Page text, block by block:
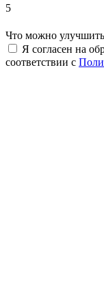
5
Что можно
Я согласен на
соответствии с